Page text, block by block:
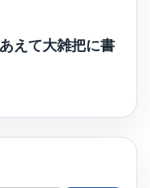
えて大雑把に書